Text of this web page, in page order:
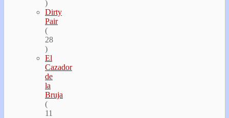
)
Dirty
Pair
(
28
)
El
Cazador
de
la
Bruja
(
11